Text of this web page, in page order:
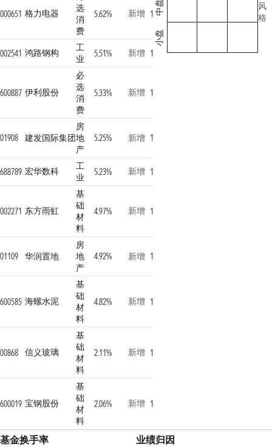
000651 格力电器
选
消
费
5.62% 新增 1
002541 鸿路钢构
工
业
5.51% 新增 1
600887 伊利股份
必
选
消
费
5.33% 新增 1
01908 建发国际集团
房
地
产
5.25% 新增 1
688789 宏华数科
工
业
5.23% 新增 1
002271 东方雨虹
基
础
材
料
4.97% 新增 1
01109 华润置地
房
地
产
4.92% 新增 1
600585 海螺水泥
基
础
材
料
4.82% 新增 1
00868 信义玻璃
基
础
材
料
2.11% 新增 1
600019 宝钢股份
基
础
材
料
2.06% 新增 1
中盘
小盘
风
格
基金换手率 业绩归因